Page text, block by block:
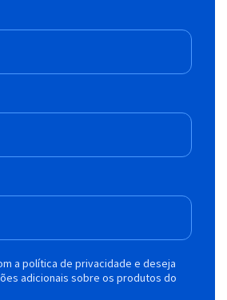
a política de privacidade e deseja
adicionais sobre os produtos do